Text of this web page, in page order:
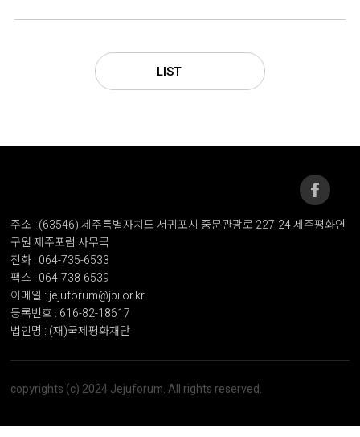
LIST
주소 : (63546) 제주특별자치도 서귀포시 중문관광로 227-24 제주평화연
구원 제주포럼 사무국
전화 : 064-735-6533
팩스 : 064-738-6539
이메일 : jejuforum@jpi.or.kr
등록번호 : 616-82-18617
법인명 : (재)국제평화재단
copyrights (c) 2024 Jejuforum. All rights reserved.